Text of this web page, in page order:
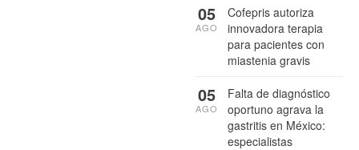
Cofepris autoriza
innovadora terapia
para pacientes con
miastenia gravis
05
AGO
Falta de diagnóstico
oportuno agrava la
gastritis en México:
especialistas
05
AGO